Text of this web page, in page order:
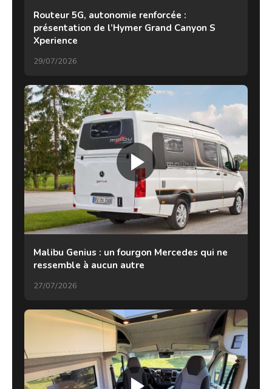
Routeur 5G, autonomie renforcée :
présentation de l’Hymer Grand Canyon S
Xperience
29/07/2026
Malibu Genius : un fourgon Mercedes qui ne
ressemble à aucun autre
27/07/2026